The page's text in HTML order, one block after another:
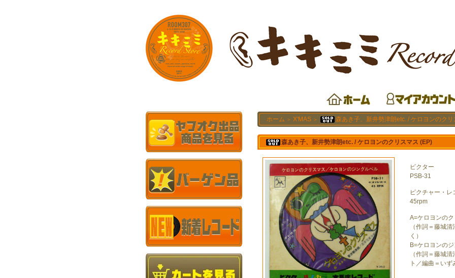
ホーム ＞ X'MAS ＞ 森あき子、新井勢津朗etc. / ケロヨンのク
森あき子、新井勢津朗etc. / ケロヨンのクリスマス (EP)
ビクター
PSB-31
ピクチャー・レ
45rpm
A=ケロヨンの
（作詞＝藤城
く）
B=ケロヨンの
（作詞＝藤城
ト／編曲＝いず